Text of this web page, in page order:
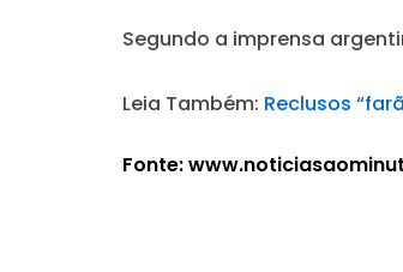
Segundo a imprensa
Leia Também: Reclusos
Fonte: